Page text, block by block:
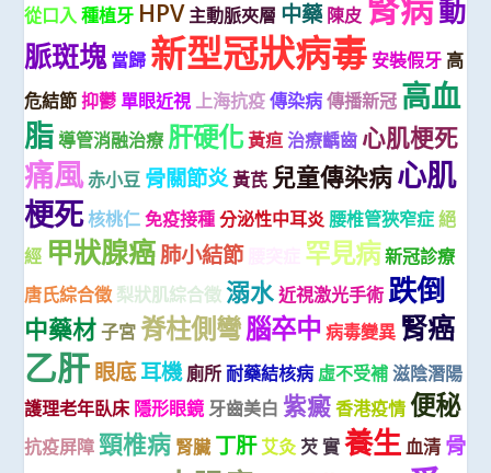
從口入 種植牙 HPV 主動脈夾層 中藥 陳皮
動
脈斑塊 當歸 新型冠狀病毒 安裝假牙 高
危結節 抑鬱 單眼近視 上海抗疫 傳染病 傳播新冠 高血
脂 導管消融治療 肝硬化黃疸 治療齲齒 心肌梗死
痛風赤小豆 骨關節炎黃芪 兒童傳染病心肌
梗死核桃仁 免疫接種 分泌性中耳炎 腰椎管狹窄症 絕
經 甲狀腺癌肺小結節 罕見病新冠診療
唐氏綜合徵 梨狀肌綜合徵 溺水 近視激光手術 跌倒
中藥材 子宮 脊柱側彎腦卒中 病毒變異 腎癌
乙肝眼底耳機 廁所 耐藥結核病 虛不受補 滋陰潛陽
護理老年臥床 隱形眼鏡 牙齒美白 紫癜 香港疫情 便秘
抗疫屏障 頸椎病 腎臟 丁肝 艾灸 芡 實 養生 血清 骨